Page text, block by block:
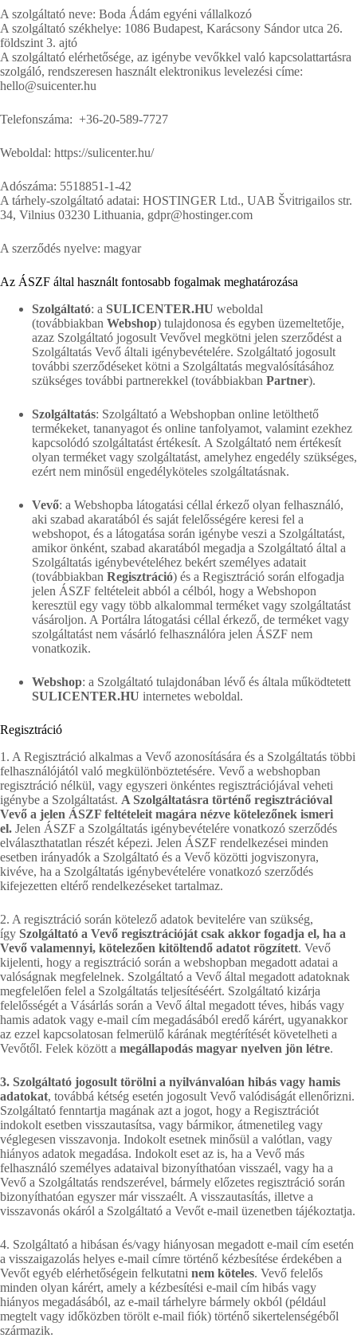
A szolgáltató neve: Boda Ádám egyéni vállalkozó
A szolgáltató székhelye: 1086 Budapest, Karácsony Sándor utca 26.
földszint 3. ajtó
A szolgáltató elérhetősége, az igénybe vevőkkel való kapcsolattartásra
szolgáló, rendszeresen használt elektronikus levelezési címe:
hello@suicenter.hu
Telefonszáma: +36-20-589-7727
Weboldal: https://sulicenter.hu/
Adószáma: 5518851-1-42
A tárhely-szolgáltató adatai: HOSTINGER Ltd., UAB Švitrigailos str.
34, Vilnius 03230 Lithuania, gdpr@hostinger.com
A szerződés nyelve: magyar
Az ÁSZF által használt fontosabb fogalmak meghatározása
Szolgáltató: a SULICENTER.HU weboldal
(továbbiakban Webshop) tulajdonosa és egyben üzemeltetője,
azaz Szolgáltató jogosult Vevővel megkötni jelen szerződést a
Szolgáltatás Vevő általi igénybevételére. Szolgáltató jogosult
további szerződéseket kötni a Szolgáltatás megvalósításához
szükséges további partnerekkel (továbbiakban Partner).
Szolgáltatás: Szolgáltató a Webshopban online letölthető
termékeket, tananyagot és online tanfolyamot, valamint ezekhez
kapcsolódó szolgáltatást értékesít. A Szolgáltató nem értékesít
olyan terméket vagy szolgáltatást, amelyhez engedély szükséges,
ezért nem minősül engedélyköteles szolgáltatásnak.
Vevő: a Webshopba látogatási céllal érkező olyan felhasználó,
aki szabad akaratából és saját felelősségére keresi fel a
webshopot, és a látogatása során igénybe veszi a Szolgáltatást,
amikor önként, szabad akaratából megadja a Szolgáltató által a
Szolgáltatás igénybevételéhez bekért személyes adatait
(továbbiakban Regisztráció) és a Regisztráció során elfogadja
jelen ÁSZF feltételeit abból a célból, hogy a Webshopon
keresztül egy vagy több alkalommal terméket vagy szolgáltatást
vásároljon. A Portálra látogatási céllal érkező, de terméket vagy
szolgáltatást nem vásárló felhasználóra jelen ÁSZF nem
vonatkozik.
Webshop: a Szolgáltató tulajdonában lévő és általa működtetett
SULICENTER.HU internetes weboldal.
Regisztráció
1. A Regisztráció alkalmas a Vevő azonosítására és a Szolgáltatás többi
felhasználójától való megkülönböztetésére. Vevő a webshopban
regisztráció nélkül, vagy egyszeri önkéntes regisztrációjával veheti
igénybe a Szolgáltatást. A Szolgáltatásra történő regisztrációval
Vevő a jelen ÁSZF feltételeit magára nézve kötelezőnek ismeri
el. Jelen ÁSZF a Szolgáltatás igénybevételére vonatkozó szerződés
elválaszthatatlan részét képezi. Jelen ÁSZF rendelkezései minden
esetben irányadók a Szolgáltató és a Vevő közötti jogviszonyra,
kivéve, ha a Szolgáltatás igénybevételére vonatkozó szerződés
kifejezetten eltérő rendelkezéseket tartalmaz.
2. A regisztráció során kötelező adatok bevitelére van szükség,
így Szolgáltató a Vevő regisztrációját csak akkor fogadja el, ha a
Vevő valamennyi, kötelezően kitöltendő adatot rögzített. Vevő
kijelenti, hogy a regisztráció során a webshopban megadott adatai a
valóságnak megfelelnek. Szolgáltató a Vevő által megadott adatoknak
megfelelően felel a Szolgáltatás teljesítéséért. Szolgáltató kizárja
felelősségét a Vásárlás során a Vevő által megadott téves, hibás vagy
hamis adatok vagy e-mail cím megadásából eredő kárért, ugyanakkor
az ezzel kapcsolatosan felmerülő kárának megtérítését követelheti a
Vevőtől. Felek között a megállapodás magyar nyelven jön létre.
3. Szolgáltató jogosult törölni a nyilvánvalóan hibás vagy hamis
adatokat, továbbá kétség esetén jogosult Vevő valódiságát ellenőrizni.
Szolgáltató fenntartja magának azt a jogot, hogy a Regisztrációt
indokolt esetben visszautasítsa, vagy bármikor, átmenetileg vagy
véglegesen visszavonja. Indokolt esetnek minősül a valótlan, vagy
hiányos adatok megadása. Indokolt eset az is, ha a Vevő más
felhasználó személyes adataival bizonyíthatóan visszaél, vagy ha a
Vevő a Szolgáltatás rendszerével, bármely előzetes regisztráció során
bizonyíthatóan egyszer már visszaélt. A visszautasítás, illetve a
visszavonás okáról a Szolgáltató a Vevőt e-mail üzenetben tájékoztatja.
4. Szolgáltató a hibásan és/vagy hiányosan megadott e-mail cím esetén
a visszaigazolás helyes e-mail címre történő kézbesítése érdekében a
Vevőt egyéb elérhetőségein felkutatni nem köteles. Vevő felelős
minden olyan kárért, amely a kézbesítési e-mail cím hibás vagy
hiányos megadásából, az e-mail tárhelyre bármely okból (például
megtelt vagy időközben törölt e-mail fiók) történő sikertelenségéből
származik.